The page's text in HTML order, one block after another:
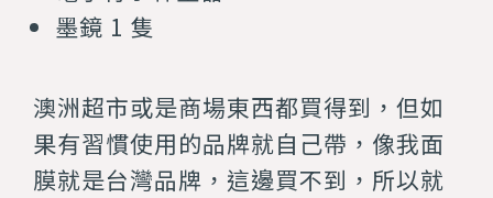
墨鏡 1 隻
澳洲超市或是商場東西都買得到，但如
果有習慣使用的品牌就自己帶，像我面
膜就是台灣品牌，這邊買不到，所以就